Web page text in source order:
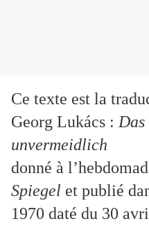
Ce texte est la
Georg Lukács :
unvermeidlich
donné à
Spiegel et publié
1970 daté du 30